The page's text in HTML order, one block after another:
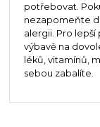
potřebovat.
nezapomeňte
alergii. Pro lepší
výbavě na
léků, vitamínů,
sebou zabalíte.